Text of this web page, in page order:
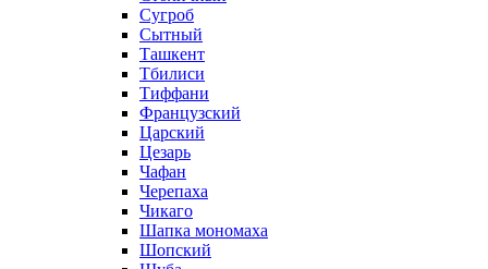
Сугроб
Сытный
Ташкент
Тбилиси
Тиффани
Французский
Царский
Цезарь
Чафан
Черепаха
Чикаго
Шапка мономаха
Шопский